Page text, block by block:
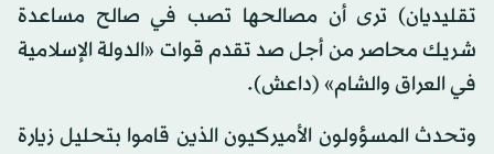
تقليديان) ترى أن مصالحها تصب في صالح مساعدة
شريك محاصر من أجل صد تقدم قوات «الدولة الإسلامية
في العراق والشام» (داعش).
وتحدث المسؤولون الأميركيون الذين قاموا بتحليل زيارة